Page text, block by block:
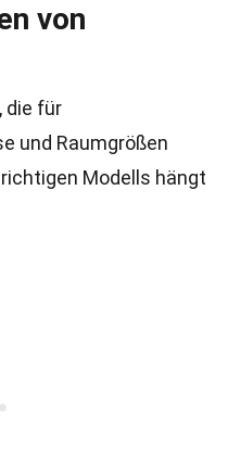
von
die für
und Raumgrößen
Modells hängt